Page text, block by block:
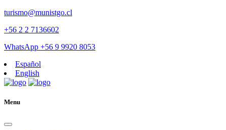
turismo@munistgo.cl
+56 2 2 7136602
WhatsApp +56 9 9920 8053
Español
English
Menu